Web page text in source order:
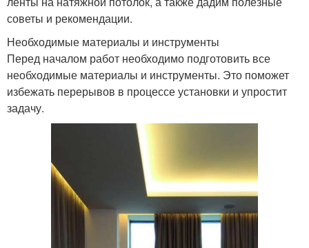
советы и рекомендации.
Необходимые материалы и инструменты
Перед началом работ необходимо подготовить все
необходимые материалы и инструменты. Это поможет
избежать перерывов в процессе установки и упростит
задачу.